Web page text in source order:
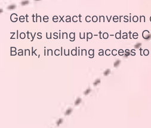
Get the exact
zlotys using up-to-date
Bank, including access